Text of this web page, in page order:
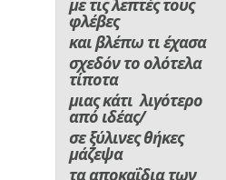
με τις λεπτές τους
φλέβες
και βλέπω τι έχασα
σχεδόν το ολότελα
τίποτα
μιας κάτι λιγότερο
από ιδέας/
σε ξύλινες θήκες
μάζεψα
τα αποκαΐδια των